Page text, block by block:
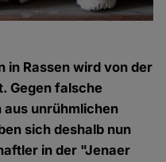
in Rassen wird von der
Gegen falsche
aus unrühmlichen
sich deshalb nun
in der "Jenaer